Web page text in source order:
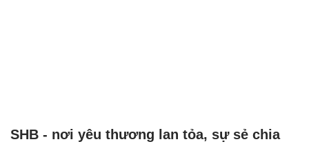
SHB - nơi yêu thương lan tỏa, sự sẻ chia